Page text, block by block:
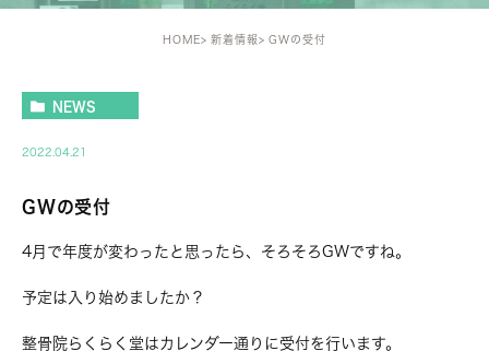
HOME 新着情報 GWの受付
NEWS
2022.04.21
GWの受付
4月で年度が変わったと思ったら、そろそろGWですね。
予定は入り始めましたか？
整骨院らくらく堂はカレンダー通りに受付を行います。